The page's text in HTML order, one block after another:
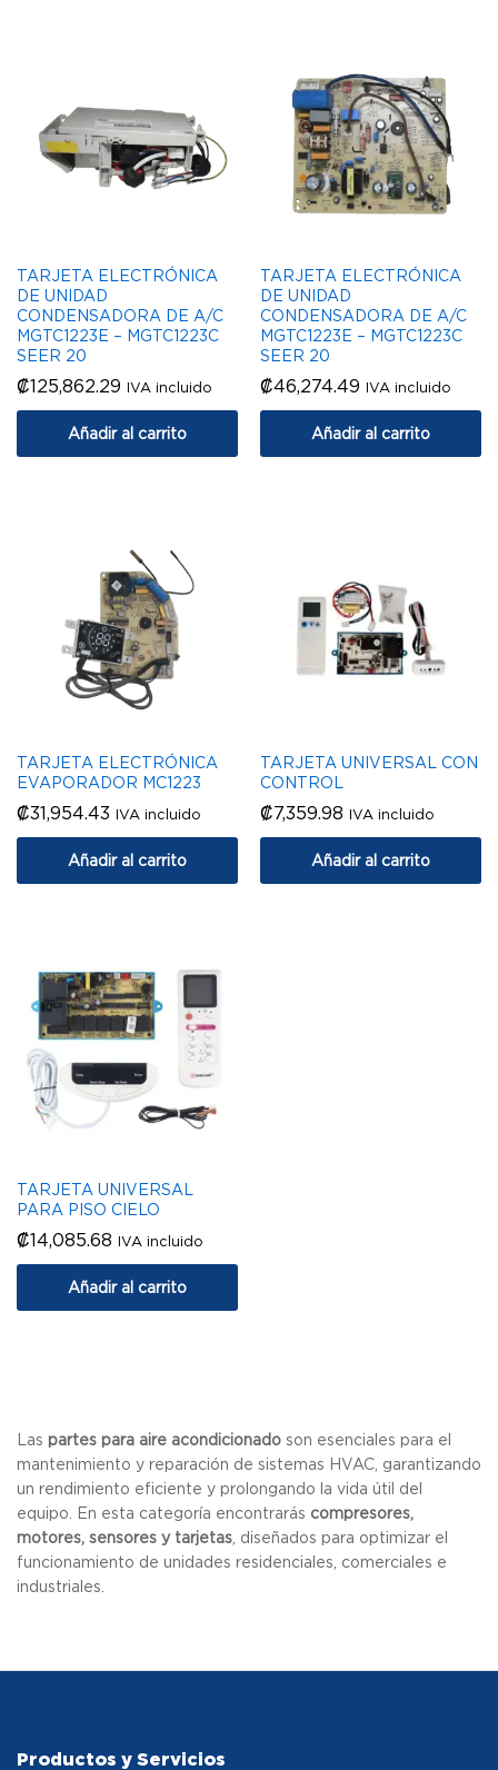
TARJETA ELECTRÓNICA
DE UNIDAD
CONDENSADORA DE A/C
MGTC1223E – MGTC1223C
SEER 20
₡125,862.29 IVA incluido
Añadir al carrito
TARJETA ELECTRÓNICA
DE UNIDAD
CONDENSADORA DE A/C
MGTC1223E – MGTC1223C
SEER 20
₡46,274.49 IVA incluido
Añadir al carrito
TARJETA ELECTRÓNICA
EVAPORADOR MC1223
₡31,954.43 IVA incluido
Añadir al carrito
TARJETA UNIVERSAL CON
CONTROL
₡7,359.98 IVA incluido
Añadir al carrito
TARJETA UNIVERSAL
PARA PISO CIELO
₡14,085.68 IVA incluido
Añadir al carrito
Las partes para aire acondicionado son esenciales para el
mantenimiento y reparación de sistemas HVAC, garantizando
un rendimiento eficiente y prolongando la vida útil del
equipo. En esta categoría encontrarás compresores,
motores, sensores y tarjetas , diseñados para optimizar el
funcionamiento de unidades residenciales, comerciales e
industriales.
Productos y Servicios